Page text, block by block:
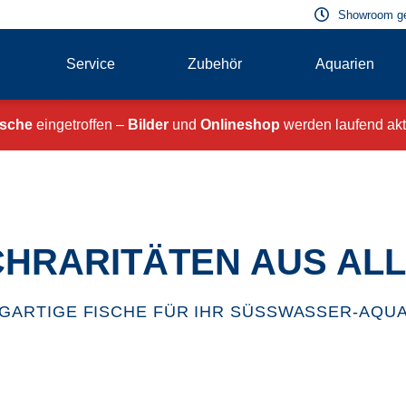
Showroom
Service Zubehör Aquarien
eingetroffen – Bilderund Onlineshop werden laufend
AUS
FISCHE FÜR IHR SÜSSWASSER-